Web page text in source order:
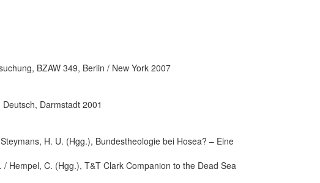
BZAW 349, Berlin / New York 2007
Darmstadt 2001
H. U. (Hgg.), Bundestheologie bei Hosea? – Eine
Hempel, C. (Hgg.), T&T Clark Companion to the Dead Sea